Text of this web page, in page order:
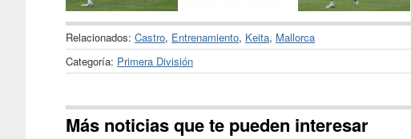
Relacionados: Castro, Entrenamiento, Keita, Mallorca
Categoría: Primera División
Más noticias que te pueden interesar